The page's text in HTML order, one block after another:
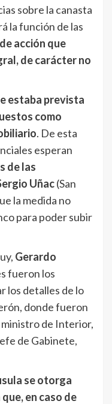
sobre la canasta
la función de las
acción que
de carácter no
estaba prevista
como
. De esta
esperan
de las
Uñac(San
la medida no
para poder subir
Gerardo
fueron los
los detalles de lo
donde fueron
de Interior,
de Gabinete,
se otorga
en caso de